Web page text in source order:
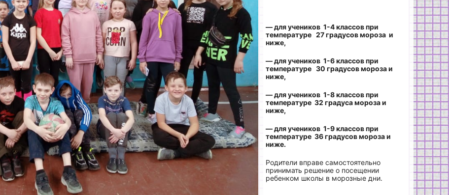
— для учеников 1-4 классов при
температуре 27 градусов мороза и
ниже,
— для учеников 1-6 классов при
температуре 30 градусов мороза и
ниже,
— для учеников 1-8 классов при
температуре 32 градуса мороза и
ниже,
— для учеников 1-9 классов при
температуре 36 градусов мороза и
ниже.
Родители вправе самостоятельно
принимать решение о посещении
ребенком школы в морозные дни.